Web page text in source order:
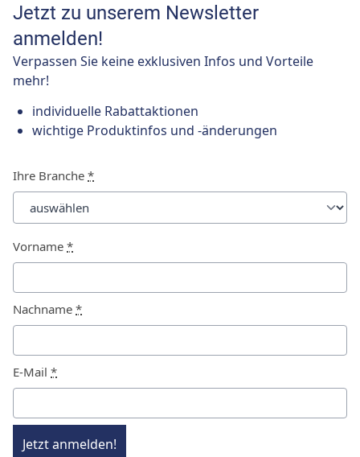
Jetzt zu unserem Newsletter
anmelden!
Verpassen Sie keine exklusiven Infos und Vorteile
mehr!
individuelle Rabattaktionen
wichtige Produktinfos und -änderungen
Ihre Branche *
Vorname *
Nachname *
E-Mail *
Jetzt anmelden!